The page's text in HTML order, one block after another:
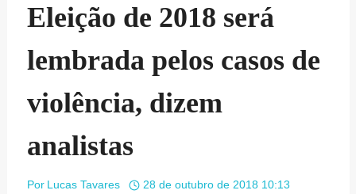
Eleição de 2018 será
lembrada pelos casos de
violência, dizem
analistas
Por Lucas Tavares 28 de outubro de 2018 10:13